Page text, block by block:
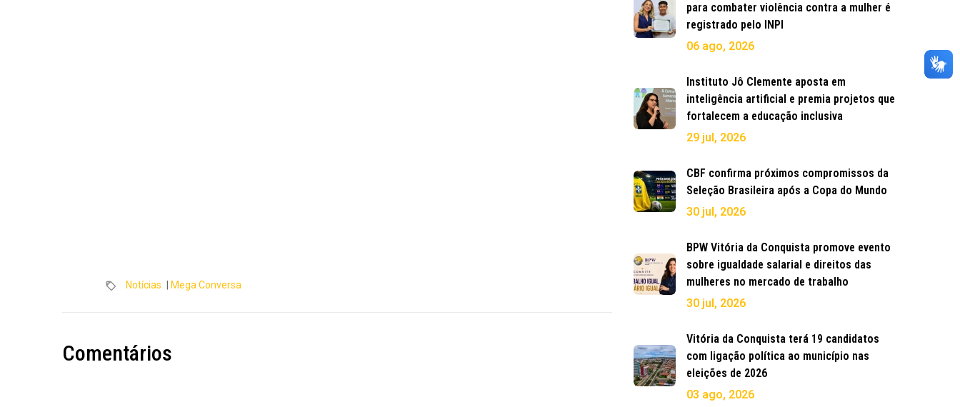
Notícias Mega Conversa
Comentários
para combater violência contra a mulher é
registrado pelo INPI
06 ago, 2026
Instituto Jô Clemente aposta em
inteligência artificial e premia projetos que
fortalecem a educação inclusiva
29 jul, 2026
CBF confirma próximos compromissos da
Seleção Brasileira após a Copa do Mundo
30 jul, 2026
BPW Vitória da Conquista promove evento
sobre igualdade salarial e direitos das
mulheres no mercado de trabalho
30 jul, 2026
Vitória da Conquista terá 19 candidatos
com ligação política ao município nas
eleições de 2026
03 ago, 2026